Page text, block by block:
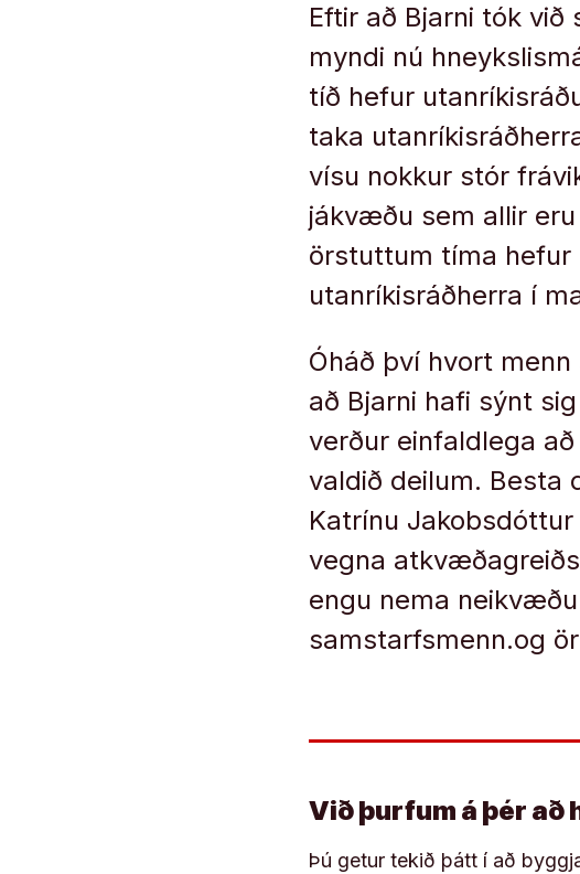
Eftir að Bjarni tók
myndi nú
tíð hefur
taka
vísu nokkur stór
jákvæðu sem allir
örstuttum tíma hefur
utanríkisráðherra í
Óháð því hvort
að Bjarni hafi sýnt
verður einfaldlega
valdið deilum. Besta
Katrínu
vegna
engu nema
samstarfsmenn.og
Við þurfum á þér að
Þú getur tekið þátt í að